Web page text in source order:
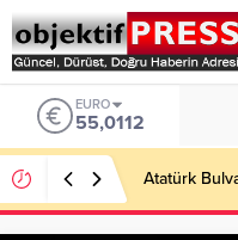
EURO
55,0112
Atatürk